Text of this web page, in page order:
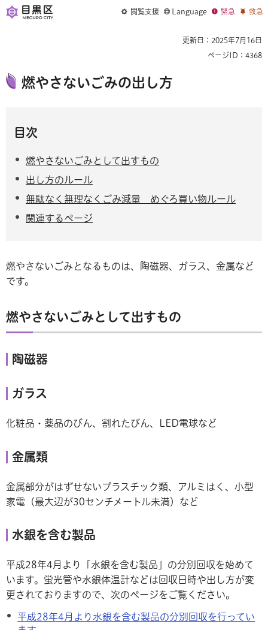
閲覧支援 Language 緊急 救急
更新日：2025年7月16日
ページID：4368
燃やさないごみの出し方
目次
燃やさないごみとして出すもの
出し方のルール
無駄なく無理なくごみ減量 めぐろ買い物ルール
関連するページ
燃やさないごみとなるものは、陶磁器、ガラス、金属など
です。
燃やさないごみとして出すもの
陶磁器
ガラス
化粧品・薬品のびん、割れたびん、LED電球など
金属類
金属部分がはずせないプラスチック類、アルミはく、小型
家電（最大辺が30センチメートル未満）など
水銀を含む製品
平成28年4月より「水銀を含む製品」の分別回収を始めて
います。蛍光管や水銀体温計などは回収日時や出し方が変
更されておりますので、次のページをご覧ください。
平成28年4月より水銀を含む製品の分別回収を行ってい